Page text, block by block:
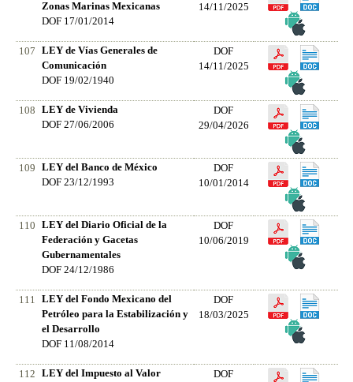
Zonas Marinas Mexicanas
DOF 17/01/2014
14/11/2025
107
LEY de Vías Generales de
Comunicación
DOF 19/02/1940
DOF
14/11/2025
108
LEY de Vivienda
DOF 27/06/2006
DOF
29/04/2026
109
LEY del Banco de México
DOF 23/12/1993
DOF
10/01/2014
110
LEY del Diario Oficial de la
Federación y Gacetas
Gubernamentales
DOF 24/12/1986
DOF
10/06/2019
111
LEY del Fondo Mexicano del
Petróleo para la Estabilización y
el Desarrollo
DOF 11/08/2014
DOF
18/03/2025
112
LEY del Impuesto al Valor
DOF